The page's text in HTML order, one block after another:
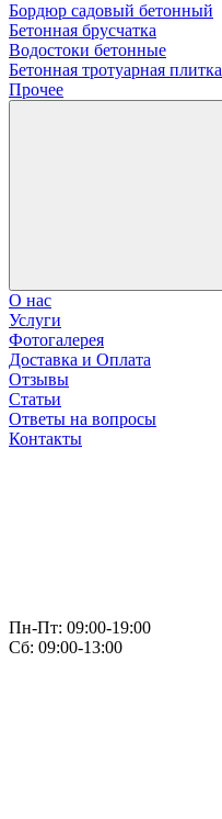
Бордюр садовый бетонный
Бетонная брусчатка
Водостоки бетонные
Бетонная тротуарная плитка
Прочее
О нас
Услуги
Фотогалерея
Доставка и Оплата
Отзывы
Статьи
Ответы на вопросы
Контакты
Пн-Пт: 09:00-19:00
Сб: 09:00-13:00